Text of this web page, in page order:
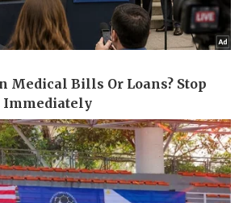
Việt Nam
Phân tích